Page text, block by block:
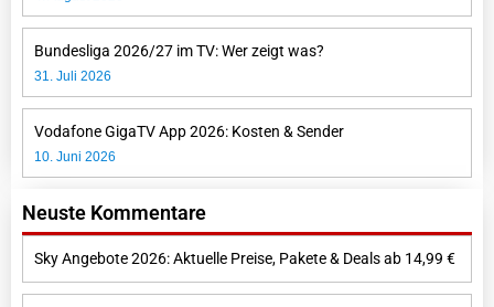
Bundesliga 2026/27 im TV: Wer zeigt was?
31. Juli 2026
Vodafone GigaTV App 2026: Kosten & Sender
10. Juni 2026
Neuste Kommentare
Sky Angebote 2026: Aktuelle Preise, Pakete & Deals ab 14,99 €